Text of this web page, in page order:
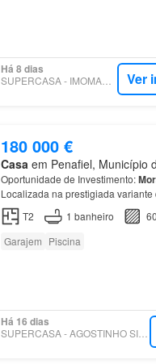
Há 8 dias
SUPERCASA - IMOMAX IMOBILIÁRIA Ver
180 000 €
Casa em Penafiel, Município
Oportunidade de Investimento:
Localizada na prestigiada
Conveniência: Situada numazona
T2 1 banheiro
Garajem Piscina
Há 16 dias
SUPERCASA - AGOSTINHO SILVA GRUPO - REMAX UNITED